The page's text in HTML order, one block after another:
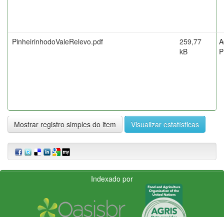
PinheirinhodoValeRelevo.pdf
259,77
kB
Mostrar registro simples do item Visualizar estatísticas
Indexado por